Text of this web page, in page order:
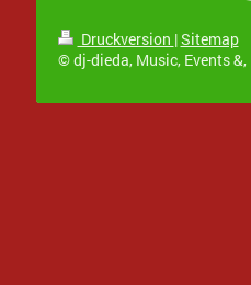
Druckversion |Sitemap
© dj-dieda, Music, Events &,